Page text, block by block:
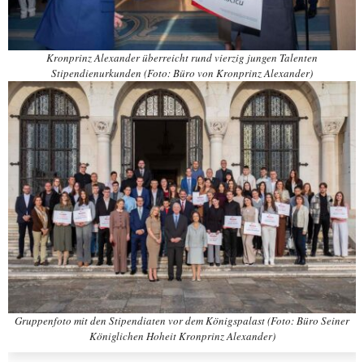
Kronprinz Alexander überreicht rund vierzig jungen Talenten
Stipendienurkunden (Foto: Büro von Kronprinz Alexander)
Gruppenfoto mit den Stipendiaten vor dem Königspalast (Foto: Büro Seiner
Königlichen Hoheit Kronprinz Alexander)